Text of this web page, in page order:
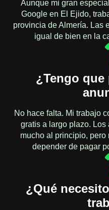
Aunque mi gran
Google en El Ejido,
provincia de Almería. Las
igual de bien en la
¿Tengo que
No hace falta. Mi trabajo
gratis a largo plazo.
mucho al principio,
depender de pagar
¿Qué